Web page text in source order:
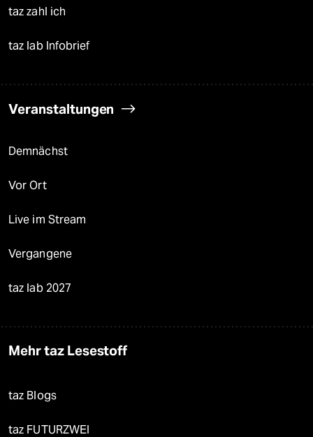
taz zahl ich
taz lab Infobrief
Veranstaltungen
Demnächst
Vor Ort
Live im Stream
Vergangene
taz lab 2027
Mehr taz Lesestoff
taz Blogs
taz FUTURZWEI